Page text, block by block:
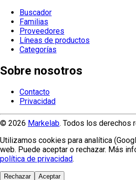
Buscador
Familias
Proveedores
Líneas de productos
Categorías
Sobre nosotros
Contacto
Privacidad
© 2026 Markelab. Todos los derechos
Utilizamos cookies para analítica
web. Puede aceptar o rechazar. Más
política de privacidad.
Rechazar Aceptar